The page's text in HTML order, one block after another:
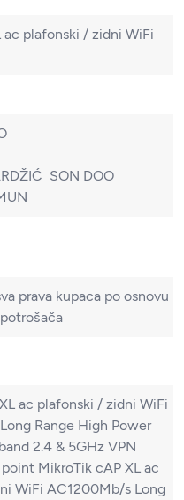
ac plafonski / zidni WiFi
SON DOO
prava kupaca po osnovu
ac plafonski / zidni WiFi
Range High Power
2.4 & 5GHz VPN
MikroTik cAP XL ac
WiFi AC1200Mb/s Long